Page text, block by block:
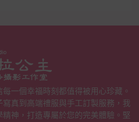
一個幸福時刻都值得被用心珍藏。
真到高端禮服與手工訂製服務，我
神，打造專屬於您的完美體驗。堅